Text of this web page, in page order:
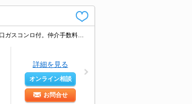
詳細を見る
オンライン相談
お問合せ